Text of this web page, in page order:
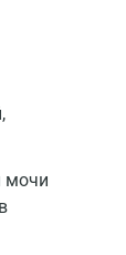
мочи